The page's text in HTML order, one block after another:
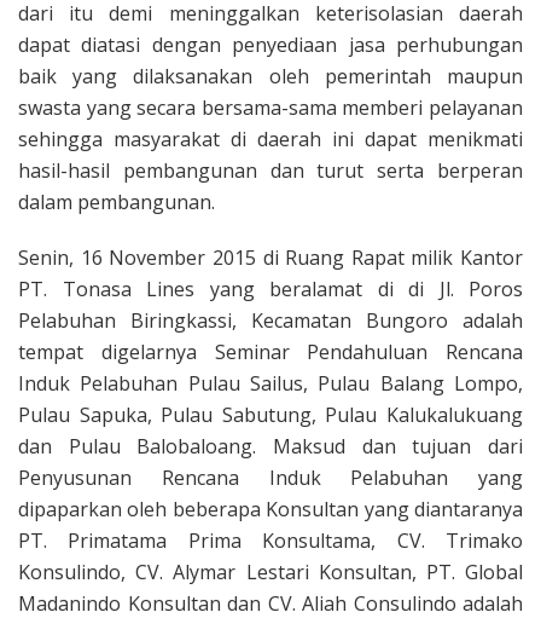
dari itu demi meninggalkan keterisolasian daerah
dapat diatasi dengan penyediaan jasa perhubungan
baik yang dilaksanakan oleh pemerintah maupun
swasta yang secara bersama-sama memberi pelayanan
sehingga masyarakat di daerah ini dapat menikmati
hasil-hasil pembangunan dan turut serta berperan
dalam pembangunan.
Senin, 16 November 2015 di Ruang Rapat milik Kantor
PT. Tonasa Lines yang beralamat di di Jl. Poros
Pelabuhan Biringkassi, Kecamatan Bungoro adalah
tempat digelarnya Seminar Pendahuluan Rencana
Induk Pelabuhan Pulau Sailus, Pulau Balang Lompo,
Pulau Sapuka, Pulau Sabutung, Pulau Kalukalukuang
dan Pulau Balobaloang. Maksud dan tujuan dari
Penyusunan Rencana Induk Pelabuhan yang
dipaparkan oleh beberapa Konsultan yang diantaranya
PT. Primatama Prima Konsultama, CV. Trimako
Konsulindo, CV. Alymar Lestari Konsultan, PT. Global
Madanindo Konsultan dan CV. Aliah Consulindo adalah